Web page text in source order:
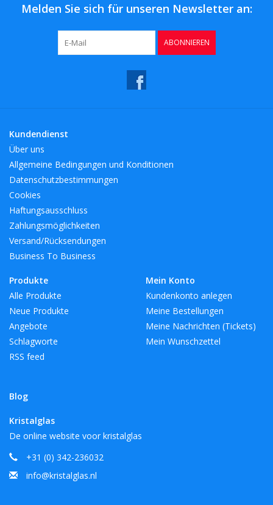
Melden Sie sich für unseren Newsletter an:
ABONNIEREN
Kundendienst
Über uns
Allgemeine Bedingungen und Konditionen
Datenschutzbestimmungen
Cookies
Haftungsausschluss
Zahlungsmöglichkeiten
Versand/Rücksendungen
Business To Business
Produkte
Alle Produkte
Neue Produkte
Angebote
Schlagworte
RSS feed
Blog
Mein Konto
Kundenkonto anlegen
Meine Bestellungen
Meine Nachrichten (Tickets)
Mein Wunschzettel
Kristalglas
De online website voor kristalglas
+31 (0) 342-236032
info@kristalglas.nl